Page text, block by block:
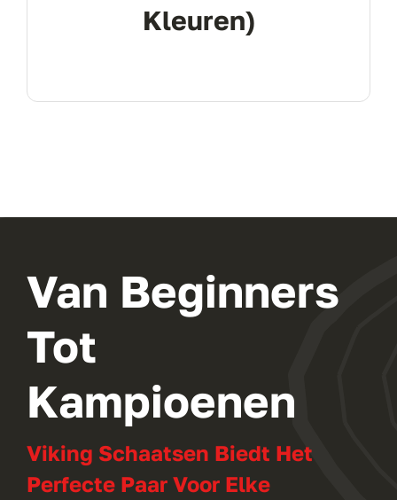
Kleuren)
Van Beginners
Tot
Kampioenen
Viking Schaatsen Biedt Het
Perfecte Paar Voor Elke